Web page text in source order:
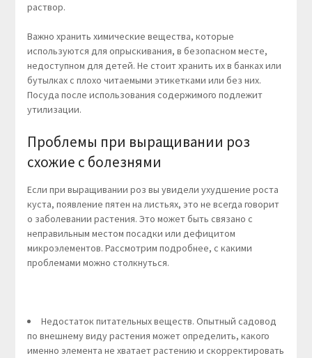
раствор.
Важно хранить химические вещества, которые
используются для опрыскивания, в безопасном месте,
недоступном для детей. Не стоит хранить их в банках или
бутылках с плохо читаемыми этикетками или без них.
Посуда после использования содержимого подлежит
утилизации.
Проблемы при выращивании роз
схожие с болезнями
Если при выращивании роз вы увидели ухудшение роста
куста, появление пятен на листьях, это не всегда говорит
о заболевании растения. Это может быть связано с
неправильным местом посадки или дефицитом
микроэлементов. Рассмотрим подробнее, с какими
проблемами можно столкнуться.
Недостаток питательных веществ. Опытный садовод
по внешнему виду растения может определить, какого
именно элемента не хватает растению и скорректировать